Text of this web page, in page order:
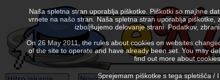
Naša spletna stran uporablja piškotke. Piškotki so majhne
vrnete na našo stran. Naša spletna stran uporablja
izboljšujemo delovanje strani. Podatkov,
On 26 May 2011, the rules about cookies on websites
of the site to operate and have already been set. You may
find out more about
Sprejemam piškotke s tega spletišča /